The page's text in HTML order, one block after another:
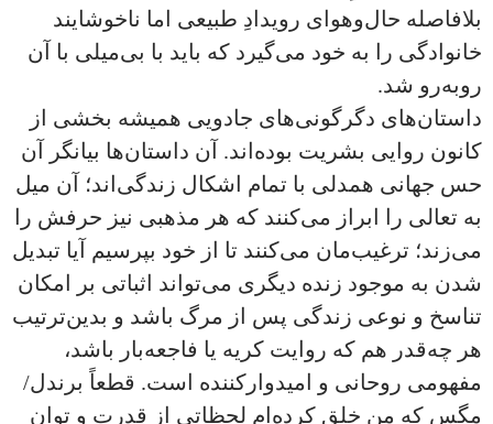
بلافاصله حال‌وهوای رویدادِ طبیعی اما ناخوشایند
خانوادگی را به خود می‌گیرد که باید با بی‌میلی با آن
روبه‌رو شد.
داستان‌های دگرگونی‌های جادویی همیشه بخشی از
کانون روایی بشریت بوده‌اند. آن داستان‌‌ها بیانگر آن
حس جهانی همدلی با تمام اشکال زندگی‌اند؛ آن میل
به تعالی را ابراز می‌کنند که هر مذهبی نیز حرفش را
می‌زند؛ ترغیب‌مان می‌کنند تا از خود بپرسیم آیا تبدیل
شدن به موجود زنده دیگری می‌تواند اثباتی بر امکان
تناسخ و نوعی زندگی پس از مرگ باشد و بدین‌ترتیب
هر چه‌قدر هم که روایت کریه یا فاجعه‌بار باشد،
مفهومی روحانی و امیدوارکننده است. قطعاً برندل/‌
مگس که من خلق کرده‌ام لحظاتی از قدرت و توان